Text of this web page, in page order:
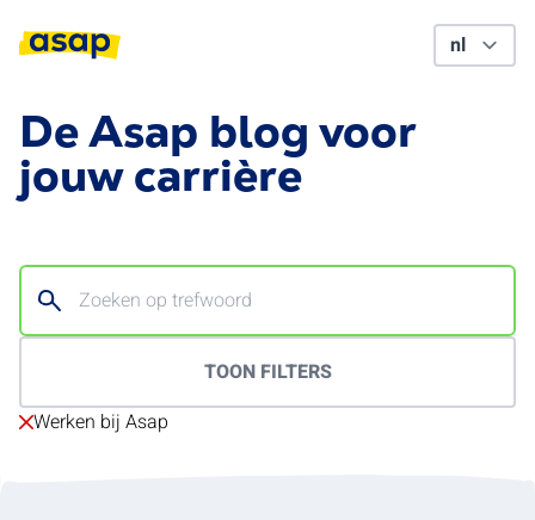
De Asap blog voor
jouw carrière
TOON FILTERS
Werken bij Asap